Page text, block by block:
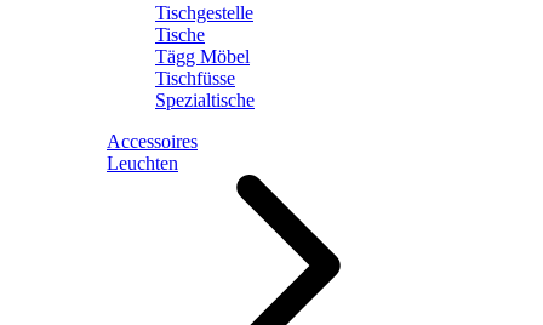
Tischgestelle
Tische
Tägg Möbel
Tischfüsse
Spezialtische
Accessoires
Leuchten